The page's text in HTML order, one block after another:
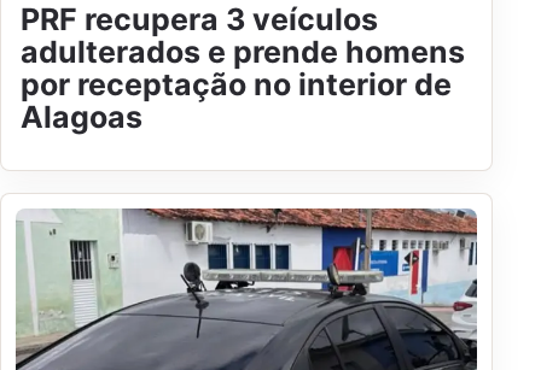
PRF recupera 3 veículos
adulterados e prende homens
por receptação no interior de
Alagoas